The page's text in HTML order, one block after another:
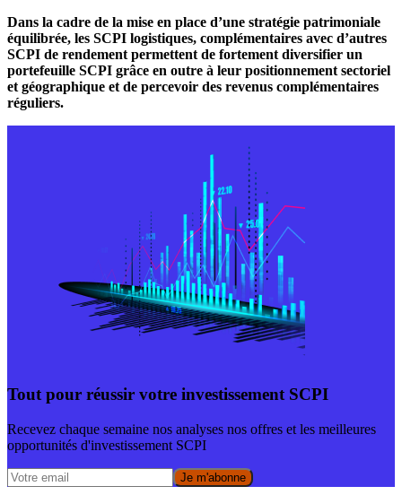
Dans la cadre de la mise en place d’une stratégie patrimoniale
équilibrée, les SCPI logistiques, complémentaires avec d’autres
SCPI de rendement permettent de fortement diversifier un
portefeuille SCPI grâce en outre à leur positionnement sectoriel
et géographique et de percevoir des revenus complémentaires
réguliers.
Tout pour réussir votre investissement SCPI
Recevez chaque semaine nos analyses nos offres et les meilleures
opportunités d'investissement SCPI
Je m'abonne